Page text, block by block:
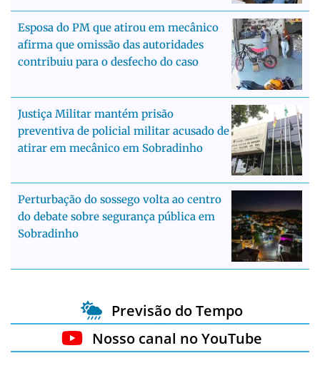
Esposa do PM que atirou em mecânico
afirma que omissão das autoridades
contribuiu para o desfecho do caso
Justiça Militar mantém prisão
preventiva de policial militar acusado de
atirar em mecânico em Sobradinho
Perturbação do sossego volta ao centro
do debate sobre segurança pública em
Sobradinho
Previsão do Tempo
Nosso canal no YouTube